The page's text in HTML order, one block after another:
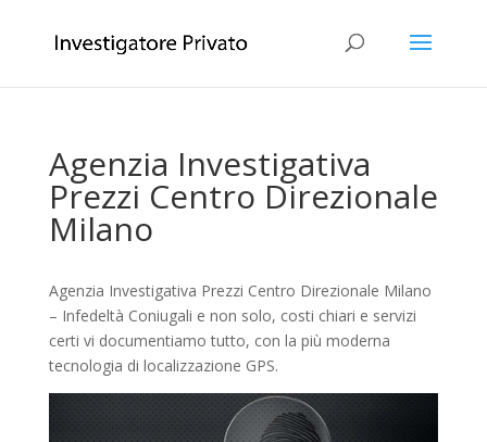
Agenzia Investigativa
Prezzi Centro Direzionale
Milano
Agenzia Investigativa Prezzi Centro Direzionale Milano
– Infedeltà Coniugali e non solo, costi chiari e servizi
certi vi documentiamo tutto, con la più moderna
tecnologia di localizzazione GPS.